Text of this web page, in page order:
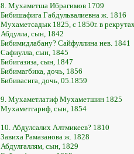
8. Мухаметша Ибрагимов 1709
Бибишафига Габдульвалиевна ж. 1816
Мухаметсадык 1825, с 1850г. в
Абдулла, сын, 1842
Бибимидлабану? Сайфуллина нев. 1841
Сафиулла, сын, 1845
Бибигазиза, сын, 1847
Бибимагбика, дочь, 1856
Бибивасига, дочь, 05.1859
9. Мухаметлатиф Мухаметшин 1825
Мухаметгариф, сын, 1854
10. Абдулсалих Алтмикеев? 1810
Завиха Рамазанова ж. 1828
Абдулгаллям, сын, 1829